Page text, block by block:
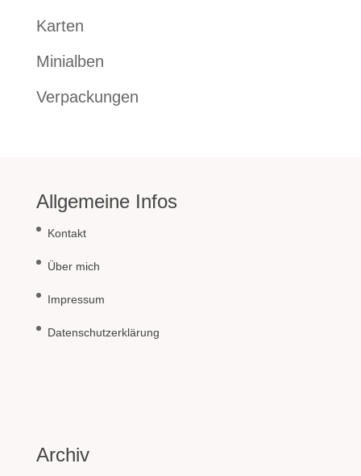
Karten
Minialben
Verpackungen
Allgemeine Infos
Kontakt
Über mich
Impressum
Datenschutzerklärung
Archiv